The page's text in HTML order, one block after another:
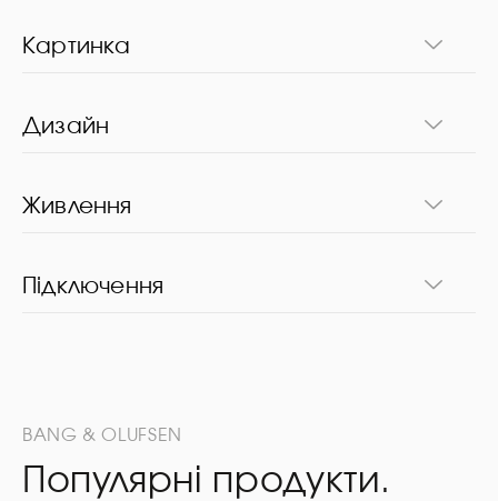
Картинка
Дизайн
Живлення
Підключення
BANG & OLUFSEN
Популярні продукти.